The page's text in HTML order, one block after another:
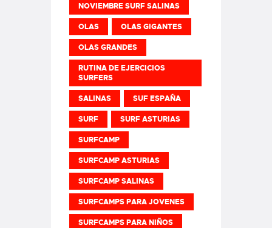
NOVIEMBRE SURF SALINAS
OLAS OLAS GIGANTES
OLAS GRANDES
RUTINA DE EJERCICIOS
SURFERS
SALINAS SUF ESPAÑA
SURF SURF ASTURIAS
SURFCAMP
SURFCAMP ASTURIAS
SURFCAMP SALINAS
SURFCAMPS PARA JOVENES
SURFCAMPS PARA NIÑOS